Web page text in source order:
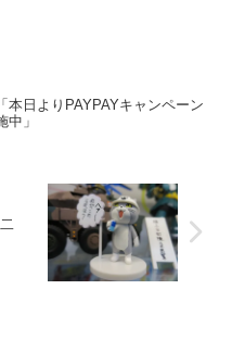
本日よりPAYPAYキャンペーン
中」